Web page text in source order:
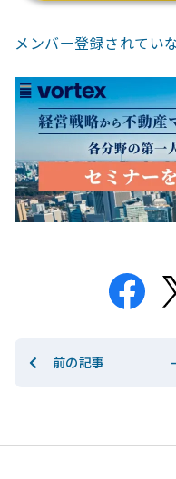
メンバー登録されてい
前の記事